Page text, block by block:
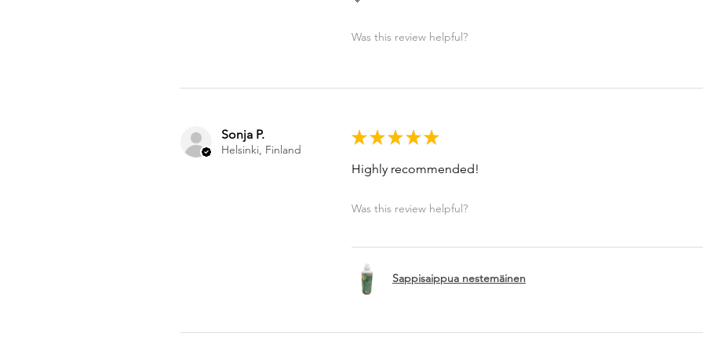
Was this review helpful?
Sonja P.
Helsinki, Finland
★ ★ ★ ★ ★
Highly recommended!
Was this review helpful?
Sappisaippua nestemäinen